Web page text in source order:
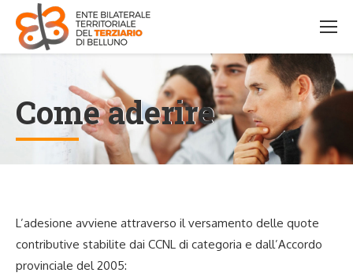
Come aderire
L’adesione avviene attraverso il versamento delle quote
contributive stabilite dai CCNL di categoria e dall’Accordo
provinciale del 2005: